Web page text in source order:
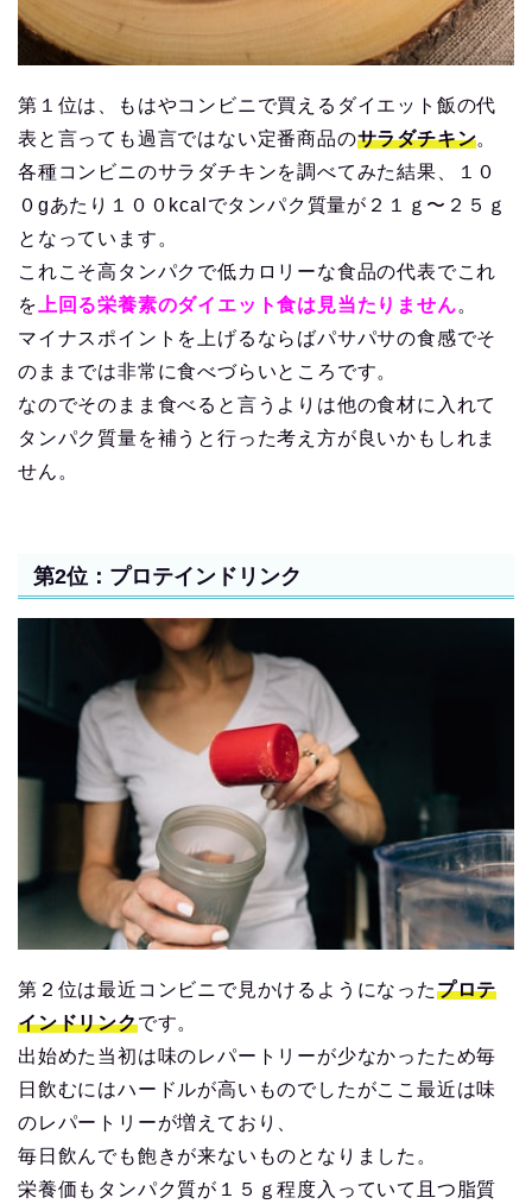
第１位は、もはやコンビニで買えるダイエット飯の代
表と言っても過言ではない定番商品のサラダチキン。
各種コンビニのサラダチキンを調べてみた結果、１０
０gあたり１００kcalでタンパク質量が２１ｇ〜２５ｇ
となっています。
これこそ高タンパクで低カロリーな食品の代表でこれ
を
上回る栄養素のダイエット食は見当たりません。
マイナスポイントを上げるならばパサパサの食感でそ
のままでは非常に食べづらいところです。
なのでそのまま食べると言うよりは他の食材に入れて
タンパク質量を補うと行った考え方が良いかもしれま
せん。
第2位：プロテインドリンク
第２位は最近コンビニで見かけるようになったプロテ
インドリンクです。
出始めた当初は味のレパートリーが少なかったため毎
日飲むにはハードルが高いものでしたがここ最近は味
のレパートリーが増えており、
毎日飲んでも飽きが来ないものとなりました。
栄養価もタンパク質が１５ｇ程度入っていて且つ脂質